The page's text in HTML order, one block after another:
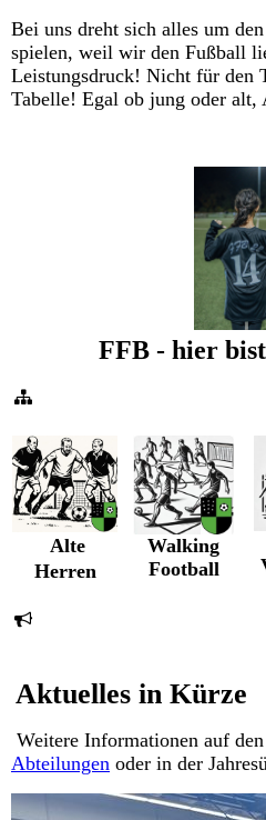
Bei uns dreht sich alles um
spielen, weil wir den Fußball
Leistungsdruck! Nicht für den
Tabelle! Egal ob jung oder alt,
FFB - hier
Alte
Herren
Walking
Football
Aktuelles in Kürze
Weitere Informationen auf
Abteilungen oder in der